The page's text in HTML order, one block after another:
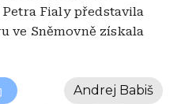
Fialy představila
ve Sněmovně získala
Andrej Babiš